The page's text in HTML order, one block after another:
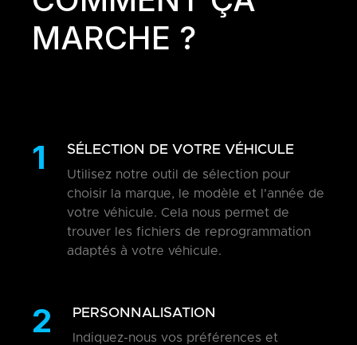
MARCHE ?
1 SÉLECTION DE VOTRE VÉHICULE
Utilisez notre outil de sélection pour
choisir la marque, le modèle et l'année de
votre véhicule. Cela nous permet de
trouver les fichiers de reprogrammation
adaptés à votre véhicule.
2 PERSONNALISATION
Indiquez-nous vos préférences et